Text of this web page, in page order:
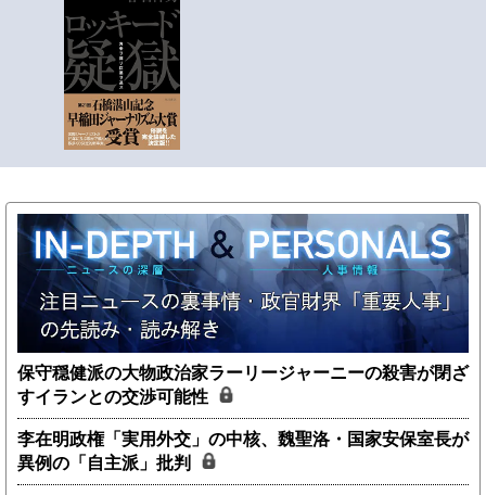
保守穏健派の大物政治家ラーリージャーニーの殺害が閉ざ
すイランとの交渉可能性
李在明政権「実用外交」の中核、魏聖洛・国家安保室長が
異例の「自主派」批判